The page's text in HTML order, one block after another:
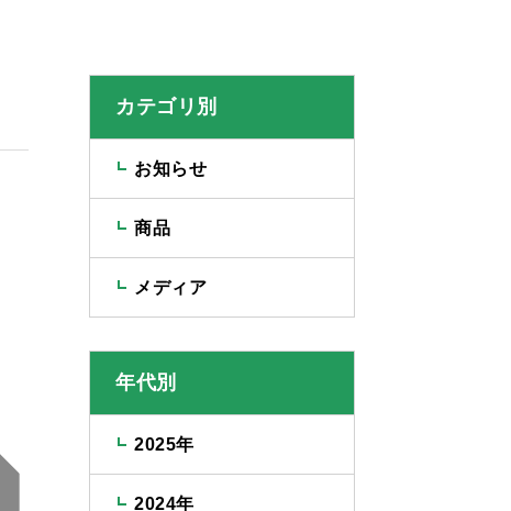
カテゴリ別
お知らせ
商品
メディア
年代別
2025年
2024年